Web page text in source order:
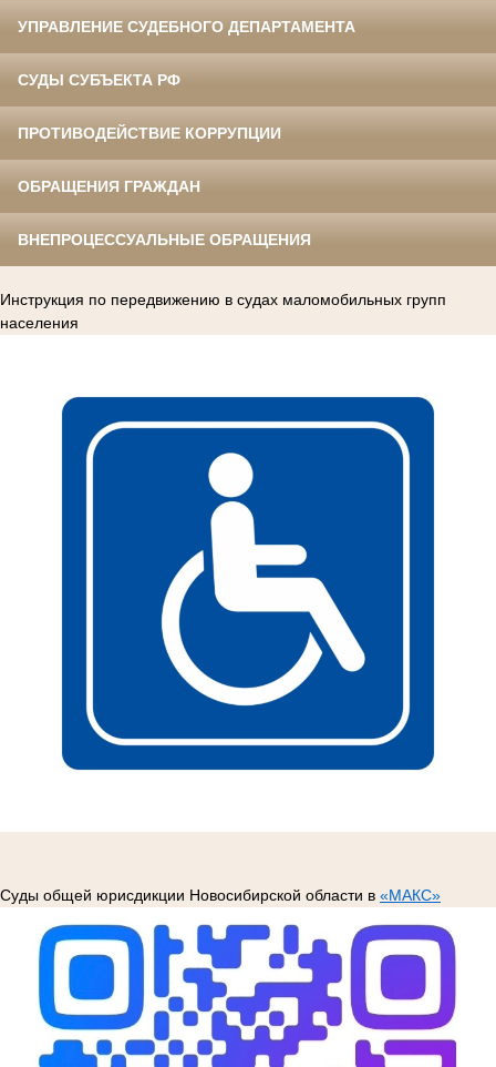
УПРАВЛЕНИЕ СУДЕБНОГО ДЕПАРТАМЕНТА
СУДЫ СУБЪЕКТА РФ
ПРОТИВОДЕЙСТВИЕ КОРРУПЦИИ
ОБРАЩЕНИЯ ГРАЖДАН
ВНЕПРОЦЕССУАЛЬНЫЕ ОБРАЩЕНИЯ
Инструкция по передвижению в судах маломобильных групп
населения
Суды общей юрисдикции Новосибирской области в «МАКС»